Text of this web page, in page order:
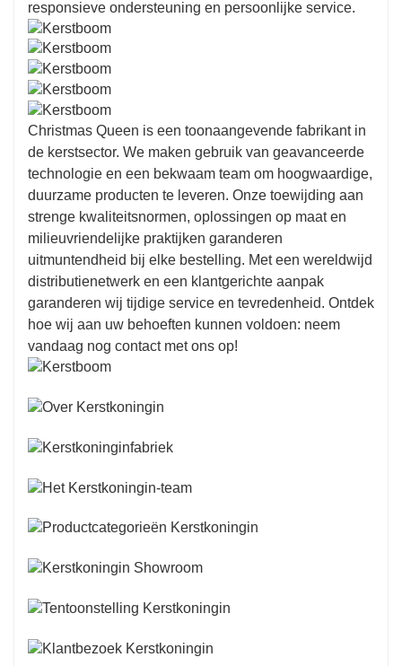
responsieve ondersteuning en persoonlijke service.
Christmas Queen is een toonaangevende fabrikant in
de kerstsector. We maken gebruik van geavanceerde
technologie en een bekwaam team om hoogwaardige,
duurzame producten te leveren. Onze toewijding aan
strenge kwaliteitsnormen, oplossingen op maat en
milieuvriendelijke praktijken garanderen
uitmuntendheid bij elke bestelling. Met een wereldwijd
distributienetwerk en een klantgerichte aanpak
garanderen wij tijdige service en tevredenheid. Ontdek
hoe wij aan uw behoeften kunnen voldoen: neem
vandaag nog contact met ons op!